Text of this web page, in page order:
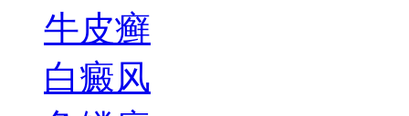
牛皮癣
白癜风